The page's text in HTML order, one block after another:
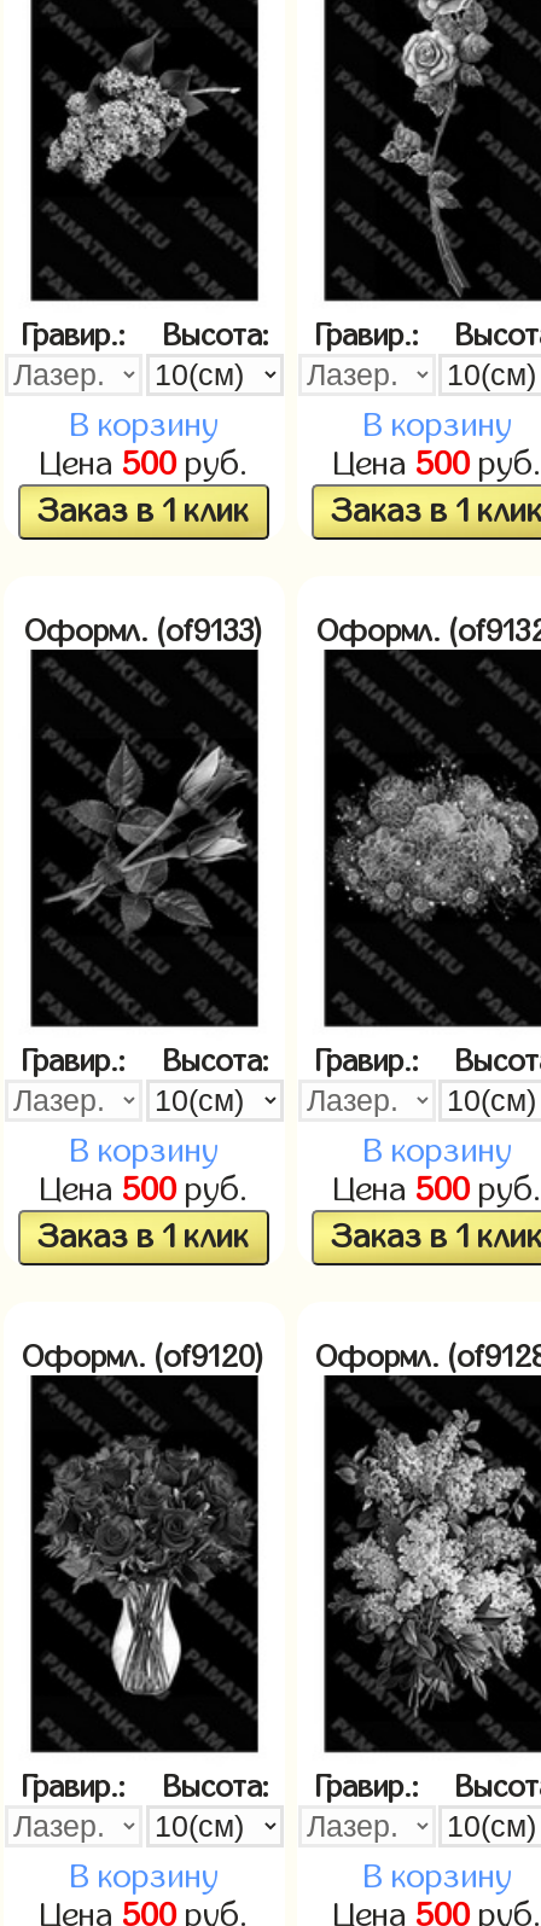
Гравир.: Высота:
В корзину
Цена 500руб.
Заказ в 1 клик
Гравир.:
В корзину
Цена 500руб.
Заказ в 1
Оформл. (of9133)
Гравир.: Высота:
В корзину
Цена 500руб.
Заказ в 1 клик
Оформл.
Гравир.:
В корзину
Цена 500руб.
Заказ в 1
Оформл. (of9120)
Гравир.: Высота:
В корзину
Цена 500руб.
Оформл.
Гравир.:
В корзину
Цена 500руб.